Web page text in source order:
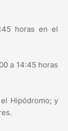
horas en el
a 14:45 horas
Hipódromo; y